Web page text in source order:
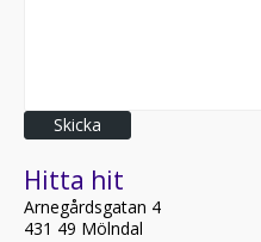
Skicka
Hitta hit
Arnegårdsgatan 4
431 49 Mölndal